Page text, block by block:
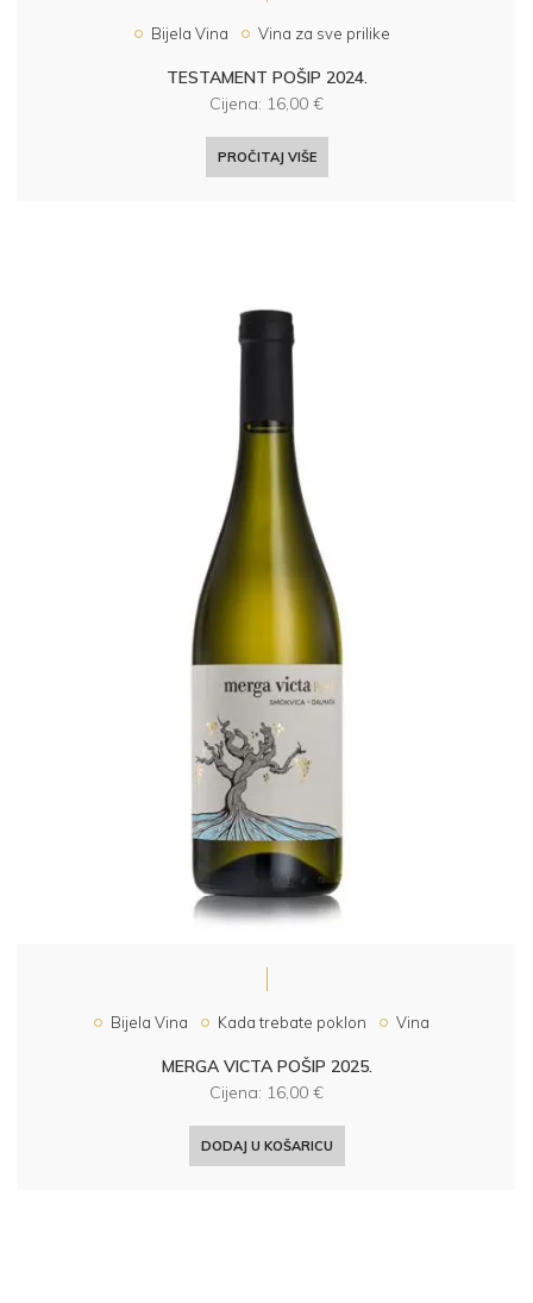
Bijela Vina Vina za sve prilike
TESTAMENT POŠIP 2024.
Cijena: 16,00 €
PROČITAJ VIŠE
Bijela Vina Kada trebate poklon Vina
MERGA VICTA POŠIP 2025.
Cijena: 16,00 €
DODAJ U KOŠARICU